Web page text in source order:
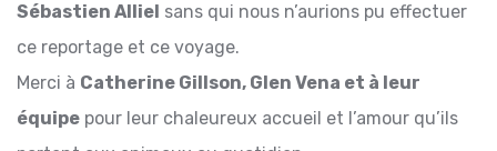
Sébastien Alliel sans qui nous n’aurions pu effectuer
ce reportage et ce voyage.
Merci à Catherine Gillson, Glen Vena et à leur
équipe pour leur chaleureux accueil et l’amour qu’ils